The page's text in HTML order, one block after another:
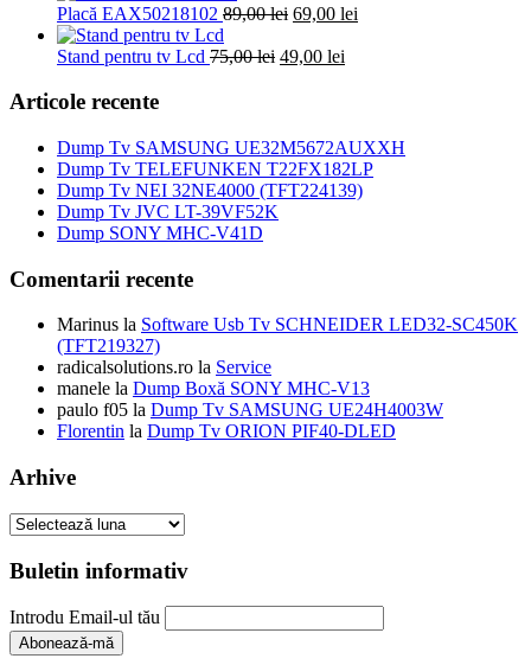
Placă EAX50218102 89,00lei Prețul
a
69,00 lei
Stand pentru tv Lcd 75,00lei Prețul
75,00 lei.
49,00 lei
Articole recente
Dump Tv SAMSUNG UE32M5672AUXXH
Dump Tv TELEFUNKEN T22FX182LP
Dump Tv NEI 32NE4000 (TFT224139)
Dump Tv JVC LT-39VF52K
Dump SONY MHC-V41D
Comentarii recente
Marinus la Software Usb Tv SCHNEIDER LED32-SC450K
(TFT219327)
radicalsolutions.ro la Service
manele la Dump Boxă SONY MHC-V13
paulo f05 la Dump Tv SAMSUNG UE24H4003W
Florentin la Dump Tv ORION PIF40-DLED
Arhive
Arhive
Buletin informativ
Introdu Email-ul tău